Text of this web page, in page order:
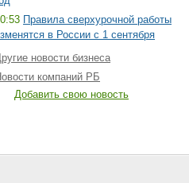
Правила сверхурочной работы
в России с 1 сентября
новости бизнеса
компаний РБ
Добавить свою новость